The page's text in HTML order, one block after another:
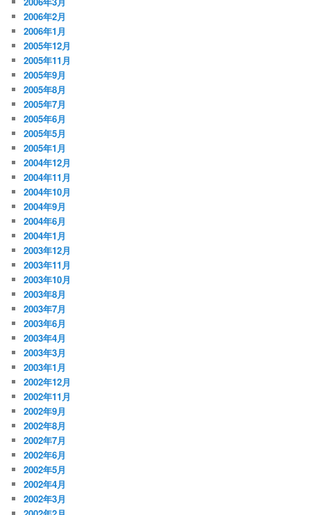
2006年2月
2006年1月
2005年12月
2005年11月
2005年9月
2005年8月
2005年7月
2005年6月
2005年5月
2005年1月
2004年12月
2004年11月
2004年10月
2004年9月
2004年6月
2004年1月
2003年12月
2003年11月
2003年10月
2003年8月
2003年7月
2003年6月
2003年4月
2003年3月
2003年1月
2002年12月
2002年11月
2002年9月
2002年8月
2002年7月
2002年6月
2002年5月
2002年4月
2002年3月